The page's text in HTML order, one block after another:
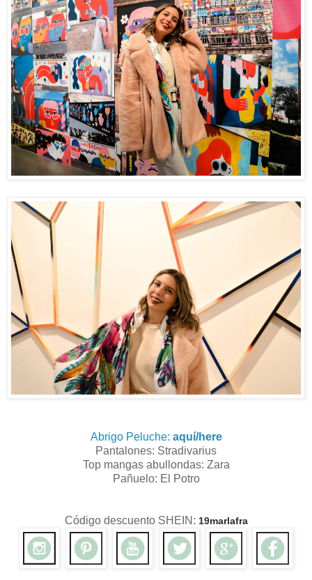
Abrigo Peluche: aquí/here
Pantalones: Stradivarius
Top mangas abullondas: Zara
Pañuelo: El Potro
Código descuento SHEIN: 19marlafra